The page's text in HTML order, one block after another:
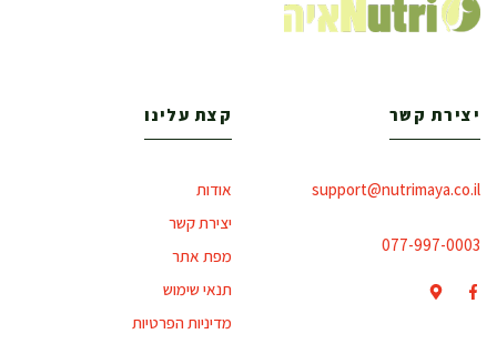
יצירת קשר
support@nutrimaya.co.il
077-997-0003
קצת עלינו
אודות
יצירת קשר
מפת אתר
תנאי שימוש
מדיניות הפרטיות